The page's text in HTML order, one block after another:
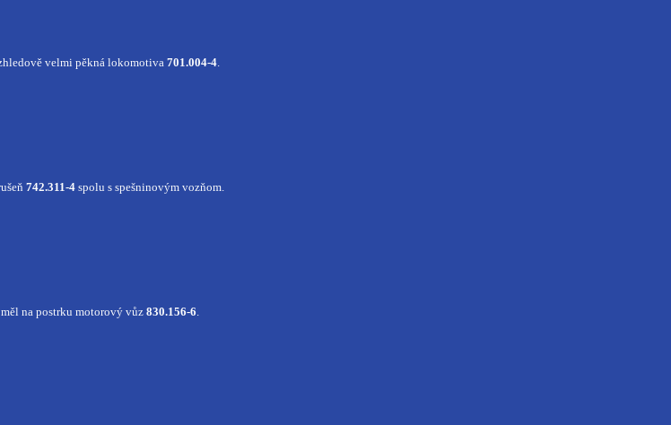
velmi pěkná lokomotiva 701.004-4.
742.311-4 spolu s spešninovým vozňom.
na postrku motorový vůz 830.156-6.